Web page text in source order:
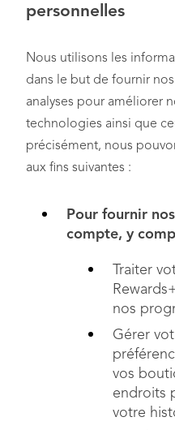
personnelles
Nous utilisons les
dans le but de fournir
analyses pour améliorer
technologies ainsi que
précisément, nous
aux fins suivantes :
Pour fournir
compte, y
Traiter
nos
Gérer
vos
endroits
votre